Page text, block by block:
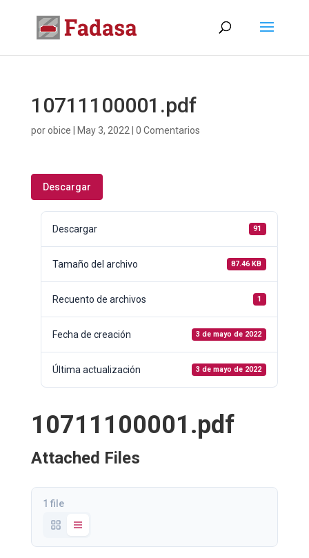
10711100001.pdf
porobice May 3, 2022 0 Comentarios
Descargar
Descargar 91
Tamaño del archivo 87.46 KB
Recuento de archivos 1
Fecha de creación 3 de mayo de 2022
Última actualización 3 de mayo de 2022
10711100001.pdf
Attached Files
1 file